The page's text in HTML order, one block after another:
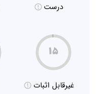
درست
۱۵
غیر‌قابل اثبات